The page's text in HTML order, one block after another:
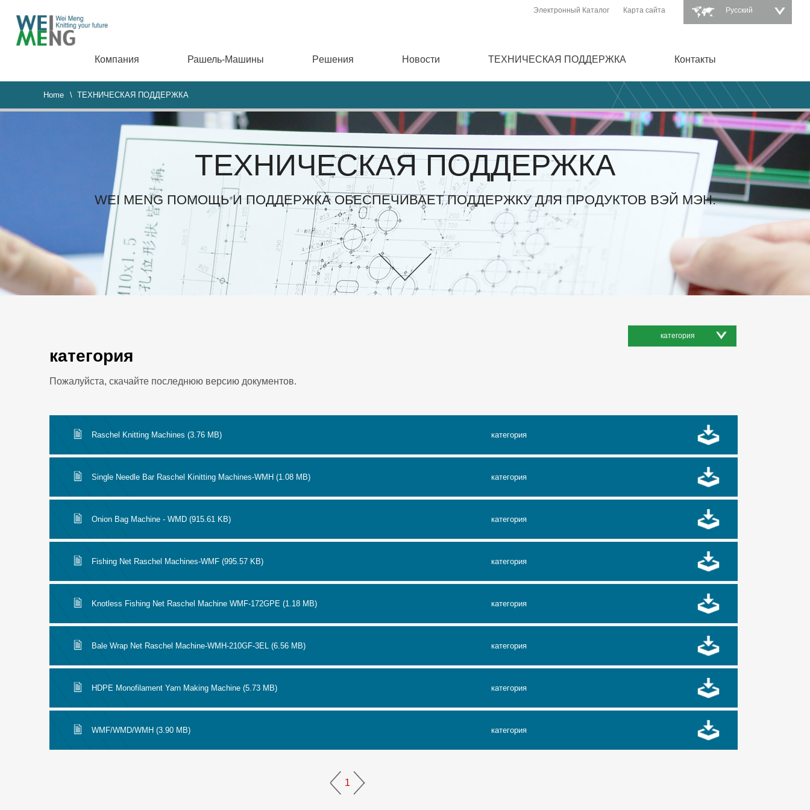
Pусский
Электронный Каталог Карта сайта
Компания Рашель-Машины Pешения Новости ТЕХНИЧЕСКАЯ ПОДДЕРЖКА Контакты
Home \ ТЕХНИЧЕСКАЯ ПОДДЕРЖКА
ТЕХНИЧЕСКАЯ ПОДДЕРЖКА
WEI MENG ПОМОЩЬ И ПОДДЕРЖКА ОБЕСПЕЧИВАЕТ ПОДДЕРЖКУ ДЛЯ ПРОДУКТОВ ВЭЙ МЭН.
категория
категория
Пожалуйста, скачайте последнюю версию документов.
Raschel Knitting Machines (3.76 MB) категория
Single Needle Bar Raschel Kinitting Machines-WMH (1.08 MB) категория
Onion Bag Machine - WMD (915.61 KB) категория
Fishing Net Raschel Machines-WMF (995.57 KB) категория
Knotless Fishing Net Raschel Machine WMF-172GPE (1.18 MB) категория
Bale Wrap Net Raschel Machine-WMH-210GF-3EL (6.56 MB) категория
HDPE Monofilament Yarn Making Machine (5.73 MB) категория
WMF/WMD/WMH (3.90 MB) категория
1